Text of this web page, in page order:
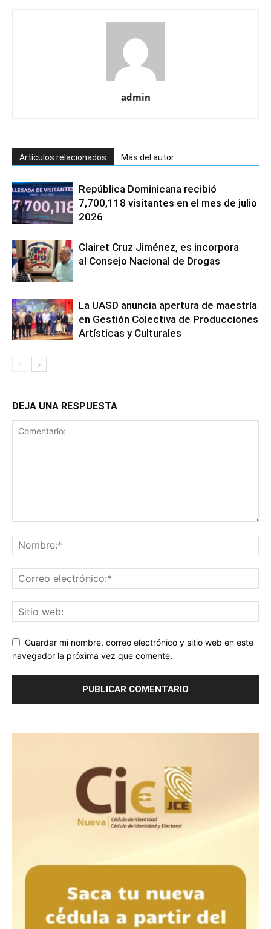
admin
Artículos relacionados Más del autor
República Dominicana recibió
7,700,118 visitantes en el mes de julio
2026
Clairet Cruz Jiménez, es incorpora
al Consejo Nacional de Drogas
La UASD anuncia apertura de maestría
en Gestión Colectiva de Producciones
Artísticas y Culturales
DEJA UNA RESPUESTA
Guardar mi nombre, correo electrónico y sitio web en este
navegador la próxima vez que comente.